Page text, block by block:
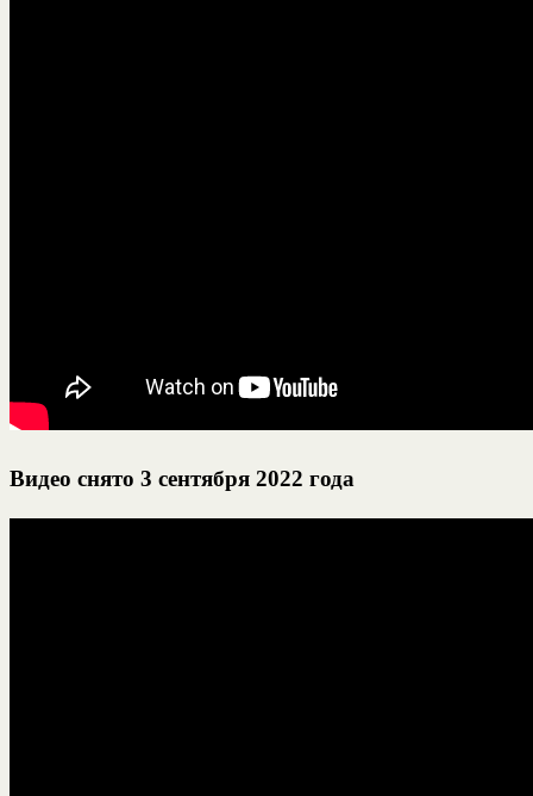
Видео снято 3 сентября 2022 года